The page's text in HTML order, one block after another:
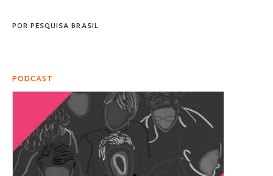
POR PESQUISA BRASIL
PODCAST